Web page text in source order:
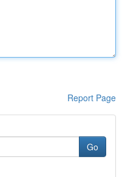
Report Page
Go